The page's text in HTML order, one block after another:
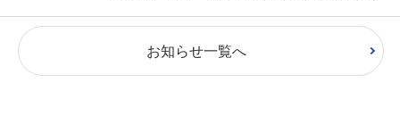
お知らせ一覧へ